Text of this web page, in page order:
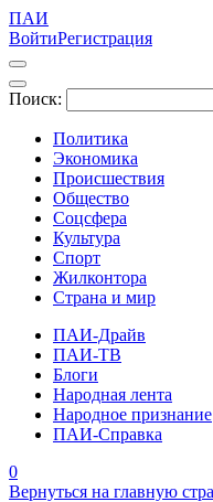
ПАИ
ВойтиРегистрация
Поиск:
Политика
Экономика
Происшествия
Общество
Соцсфера
Культура
Спорт
Жилконтора
Страна и мир
ПАИ-Драйв
ПАИ-ТВ
Блоги
Народная лента
Народное признание
ПАИ-Справка
0
Вернуться на главную